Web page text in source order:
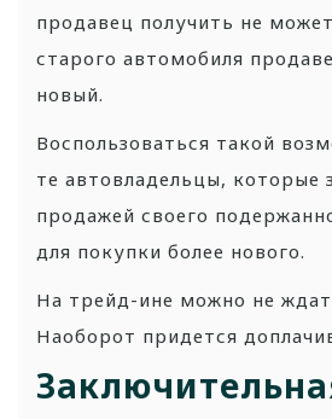
продавец получить не
старого автомобиля
новый.
Воспользоваться такой
те автовладельцы, которые
продажей своего
для покупки более нового.
На трейд-ине можно не
Наоборот придется